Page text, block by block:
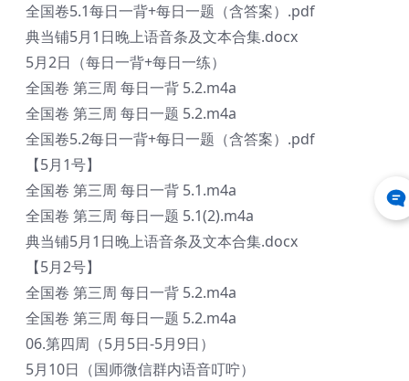
全国卷5.1每日一背+每日一题（含答案）.pdf
典当铺5月1日晚上语音条及文本合集.docx
5月2日（每日一背+每日一练）
全国卷 第三周 每日一背 5.2.m4a
全国卷 第三周 每日一题 5.2.m4a
全国卷5.2每日一背+每日一题（含答案）.pdf
【5月1号】
全国卷 第三周 每日一背 5.1.m4a
全国卷 第三周 每日一题 5.1(2).m4a
典当铺5月1日晚上语音条及文本合集.docx
【5月2号】
全国卷 第三周 每日一背 5.2.m4a
全国卷 第三周 每日一题 5.2.m4a
06.第四周（5月5日-5月9日）
5月10日（国师微信群内语音叮咛）